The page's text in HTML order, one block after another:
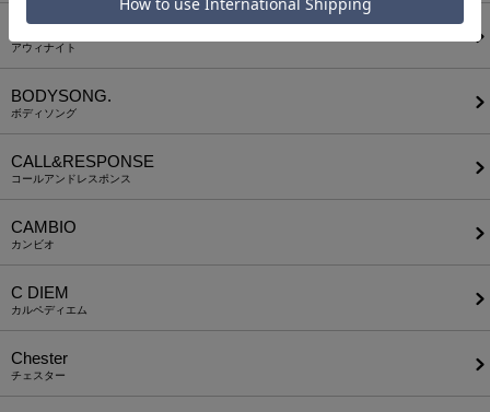
AUI NITE
アウィナイト
BODYSONG.
ボディソング
CALL&RESPONSE
コールアンドレスポンス
CAMBIO
カンビオ
C DIEM
カルペディエム
Chester
チェスター